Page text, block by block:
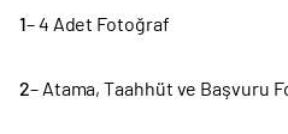
1– 4 Adet Fotoğraf
2– Atama, Taahhüt ve Başvuru